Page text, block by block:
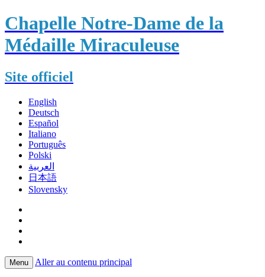
Chapelle Notre-Dame de la
Médaille Miraculeuse
Site officiel
English
Deutsch
Español
Italiano
Português
Polski
العربية
日本語
Slovensky
Menu Aller au contenu principal